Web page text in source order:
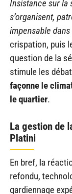
Insistance sur la
s’organisent,
impensable
crispation, puis
question de la
stimule les
façonne le
le quartier.
La gestion de
Platini
En bref, la
refondu,
gardiennage